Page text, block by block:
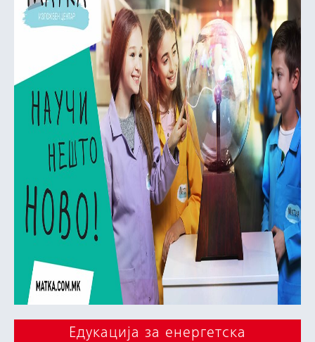
Едукација за енергетска